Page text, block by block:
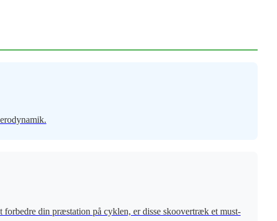
din præstation på cyklen, er disse skoovertræk et must-